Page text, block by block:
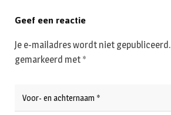
Geef een reactie
Je e-mailadres wordt niet gepubliceerd.
gemarkeerd met *